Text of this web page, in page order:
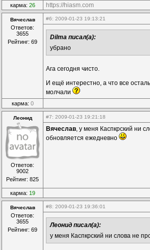
карма: 26 https://hiasm.com
Вячеслав
Ответов:
3655
Рейтинг: 69
#6: 2009-01-23 19:13:21
Dilma писал(а):
убрано
Ага сегодня чисто.
И ещё интерестно, а что все
молчали
карма: 0
Леонид
Ответов:
9002
Рейтинг: 825
#7: 2009-01-23 19:21:18
Вячеслав, у меня Каспкрский ни
обновляется ежедневно
карма: 19
Вячеслав
Ответов:
3655
Рейтинг: 69
#8: 2009-01-23 19:36:01
Леонид писал(а):
у меня Каспкрский ни слова не